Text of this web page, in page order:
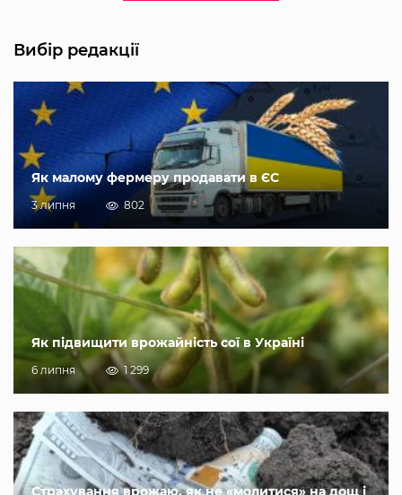
Вибір редакції
Як малому фермеру продавати в ЄС
3 липня 802
Як підвищити врожайність сої в Україні
6 липня 1 299
Страхування врожаю, як не «молитися» на дощ і